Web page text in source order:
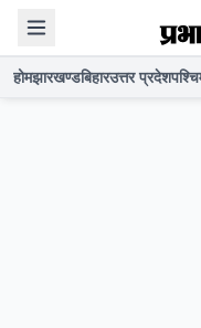
होमझारखण्डबिहारउत्तर प्रदेश